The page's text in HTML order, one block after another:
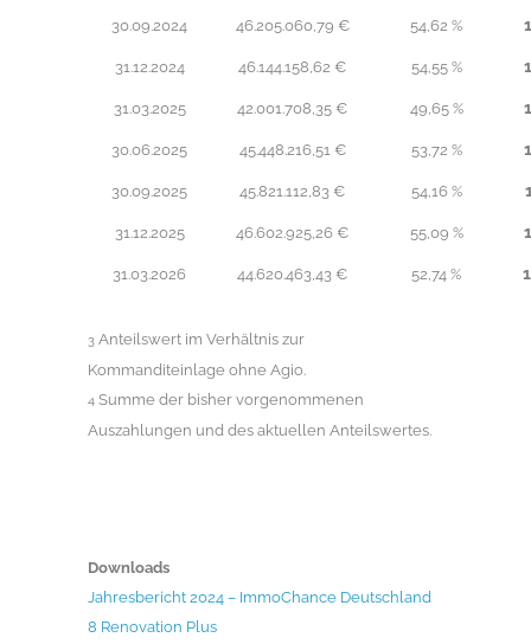
30.09.2024 46.205.060,79 € 54,62 %
31.12.2024 46.144.158,62 € 54,55 %
31.03.2025 42.001.708,35 € 49,65 %
30.06.2025 45.448.216,51 € 53,72 %
30.09.2025 45.821.112,83 € 54,16 %
31.12.2025 46.602.925,26 € 55,09 %
31.03.2026 44.620.463,43 € 52,74 %
3 Anteilswert im Verhältnis zur
Kommanditeinlage ohne Agio.
4 Summe der bisher vorgenommenen
Auszahlungen und des aktuellen Anteilswertes.
Downloads
Jahresbericht 2024 – ImmoChance Deutschland
8 Renovation Plus